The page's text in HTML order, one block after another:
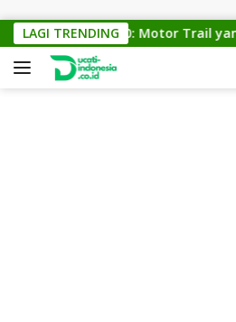
LAGI TRENDING
KTM Cross 150: Motor Trail yang